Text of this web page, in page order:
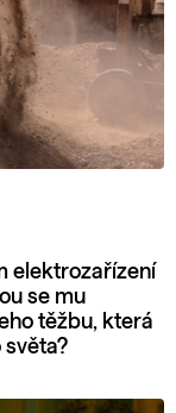
elektrozařízení
se mu
těžbu, která